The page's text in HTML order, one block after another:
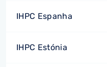
IHPC Espanha
IHPC Estónia